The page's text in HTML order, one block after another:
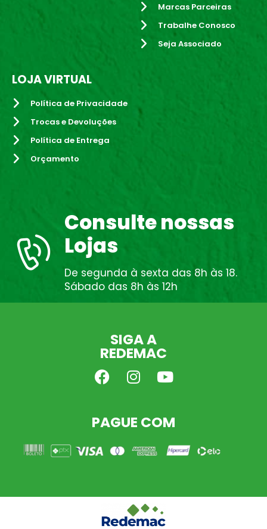
Marcas Parceiras
Trabalhe Conosco
Seja Associado
LOJA VIRTUAL
Política de Privacidade
Trocas e Devoluções
Política de Entrega
Orçamento
Consulte nossas
Lojas
De segunda à sexta das 8h às 18.
Sábado das 8h às 12h
SIGA A
REDEMAC
PAGUE COM